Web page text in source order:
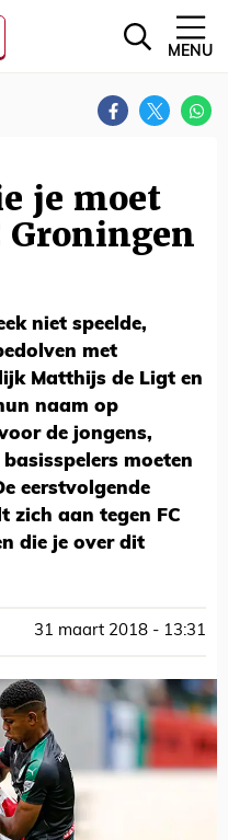
MENU
je moet
Groningen
niet speelde,
met
Matthijs de Ligt en
naam op
de jongens,
moeten
eerstvolgende
zich aan tegen FC
die je over dit
31 maart 2018 - 13:31